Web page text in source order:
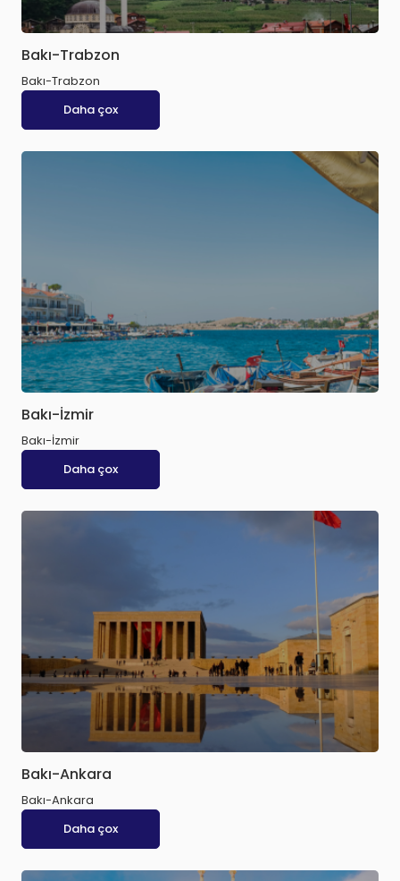
Bakı-Trabzon
Bakı-Trabzon
Daha çox
Bakı-İzmir
Bakı-İzmir
Daha çox
Bakı-Ankara
Bakı-Ankara
Daha çox